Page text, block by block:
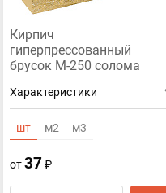
Кирпич
гиперпрессованный
брусок М-250 солома
Характеристики
шт м2 м3
от37 ₽